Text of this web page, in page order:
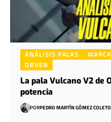
ANÁLISIS PALAS
ORVEN
La pala Vulcano V2 de
potencia
PORPEDRO MARTÍN GÓMEZ COLETO